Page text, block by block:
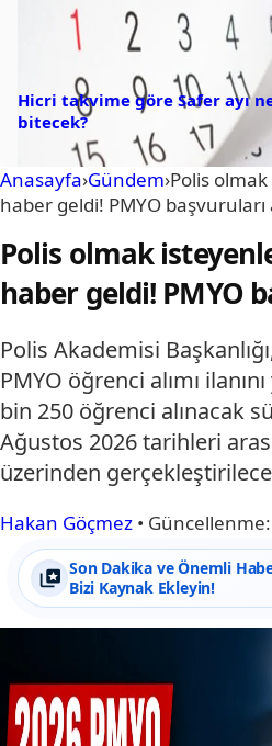
Hicri takvime göre Safer ayı
bitecek?
Anasayfa›Gündem›Polis
haber geldi! PMYO başvuruları
Polis olmak
haber geldi! PMYO
Polis Akademisi
PMYO öğrenci alımı
bin 250 öğrenci alınacak
Ağustos 2026 tarihleri
üzerinden
Hakan Göçmez • Güncellenme:
Son Dakika ve Önemli
Bizi Kaynak Ekleyin!